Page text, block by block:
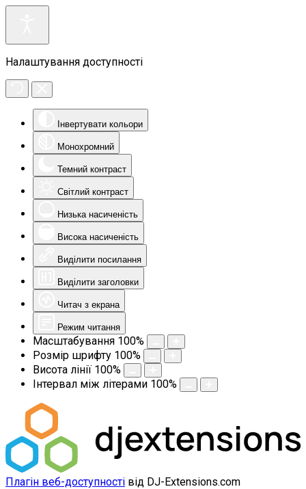
Налаштування доступності
Інвертувати кольори
Монохромний
Темний контраст
Світлий контраст
Низька насиченість
Висока насиченість
Виділити посилання
Виділити заголовки
Читач з екрана
Режим читання
Масштабування 100%
Розмір шрифту 100%
Висота лінії 100%
Інтервал між літерами 100%
Плагін веб-доступності від DJ-Extensions.com